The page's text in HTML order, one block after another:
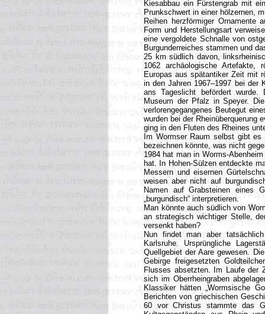
Kiesabbau ein Fürstengrab mit
Prunkschwert in einer hölzernen,
Reihen herzförmiger Ornamente
Form und Herstellungsart
eine vergoldete Schnalle von
Burgunderreiches stammen und
25 km südlich davon,
1062 archäologische
Europas aus spätantiker Zeit mit
in den Jahren 1967–1997 bei der
ans Tageslicht befördert
Museum der Pfalz in Speyer.
verlorengegangenes Beutegut
wurden bei der Rheinüberquerung
ging in den Fluten des Rheines
Im Wormser Raum selbst gibt
bezeichnen könnte, was nicht
1984 hat man in Worms-
hat. In Hohen-Sülzen entdeckte
Messern und eisernen
weisen aber nicht auf
Namen auf Grabsteinen eines
„burgundisch“ interpretieren.
Man könnte auch südlich von
an strategisch wichtiger Stelle,
versenkt haben?
Nun findet man aber
Karlsruhe. Ursprüngliche
Quellgebiet der Aare gewesen.
Gebirge freigesetzten
Flusses absetzten. Im Laufe der
sich im Oberrheingraben
Klassiker hätten „Wormsische
Berichten von griechischen
60 vor Christus stammte das